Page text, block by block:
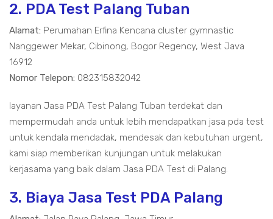
2. PDA Test Palang Tuban
Alamat: Perumahan Erfina Kencana cluster gymnastic
Nanggewer Mekar, Cibinong, Bogor Regency, West Java
16912
Nomor Telepon: 082315832042
layanan Jasa PDA Test Palang Tuban terdekat dan
mempermudah anda untuk lebih mendapatkan jasa pda test
untuk kendala mendadak, mendesak dan kebutuhan urgent,
kami siap memberikan kunjungan untuk melakukan
kerjasama yang baik dalam Jasa PDA Test di Palang.
3. Biaya Jasa Test PDA Palang